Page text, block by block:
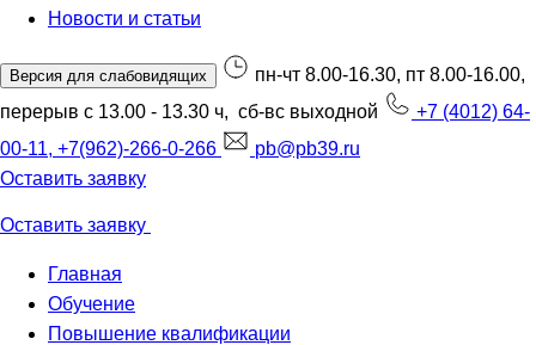
Новости и статьи
Версия для слабовидящих
пн-чт 8.00-16.30, пт 8.00-16.00,
перерыв с 13.00 - 13.30 ч, сб-вс выходной
+7 (4012) 64-
00-11, +7(962)-266-0-266
pb@pb39.ru
Оставить заявку
Оставить заявку
Главная
Обучение
Повышение квалификации